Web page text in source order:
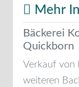
Mehr
Bäckerei
Quickborn
Verkauf von
weiteren